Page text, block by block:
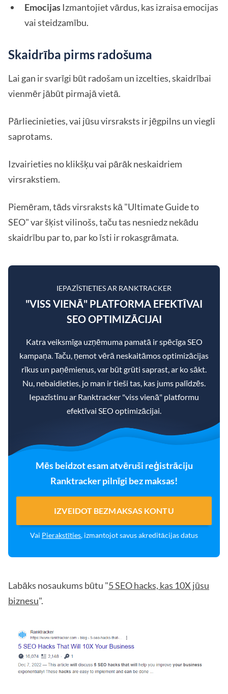
Emocijas Izmantojiet vārdus, kas izraisa emocijas
vai steidzamību.
Skaidrība pirms radošuma
Lai gan ir svarīgi būt radošam un izcelties, skaidrībai
vienmēr jābūt pirmajā vietā.
Pārliecinieties, vai jūsu virsraksts ir jēgpilns un viegli
saprotams.
Izvairieties no klikšķu vai pārāk neskaidriem
virsrakstiem.
Piemēram, tāds virsraksts kā "Ultimate Guide to
SEO" var šķist vilinošs, taču tas nesniedz nekādu
skaidrību par to, par ko īsti ir rokasgrāmata.
IEPAZĪSTIETIES AR RANKTRACKER
"VISS VIENĀ" PLATFORMA EFEKTĪVAI
SEO OPTIMIZĀCIJAI
Katra veiksmīga uzņēmuma pamatā ir spēcīga SEO
kampaņa. Taču, ņemot vērā neskaitāmos optimizācijas
rīkus un paņēmienus, var būt grūti saprast, ar ko sākt.
Nu, nebaidieties, jo man ir tieši tas, kas jums palīdzēs.
Iepazīstinu ar Ranktracker "viss vienā" platformu
efektīvai SEO optimizācijai.
Mēs beidzot esam atvēruši reģistrāciju
Ranktracker pilnīgi bez maksas!
IZVEIDOT BEZMAKSAS KONTU
Vai Pierakstīties, izmantojot savus akreditācijas datus
Labāks nosaukums būtu "5 SEO hacks, kas 10X jūsu
biznesu".